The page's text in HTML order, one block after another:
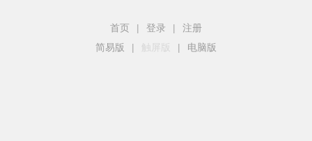
首页 | 登录 |
注册
简易版
| 触屏版 | 电脑版